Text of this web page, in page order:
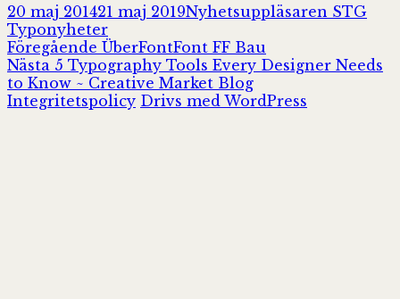
Postat
20 maj 201421 maj 2019Författare
Nyhetsuppläsaren STG
Typonyheter
Inläggsnavigering
Föregående Föregående
inlägg:
ÜberFontFont FF Bau
Nästa Nästa
inlägg:
5 Typography Tools Every Designer Needs
to Know ~ Creative Market Blog
Integritetspolicy Drivs med WordPress